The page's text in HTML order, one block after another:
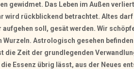
gewidmet. Das Leben im Außen
wird rückblickend betrachtet. Altes
soll, gesät werden. Wir
Astrologisch gesehen
Zeit der grundlegenden
Essenz übrig lässt, aus der Neues